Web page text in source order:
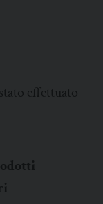
effettuato